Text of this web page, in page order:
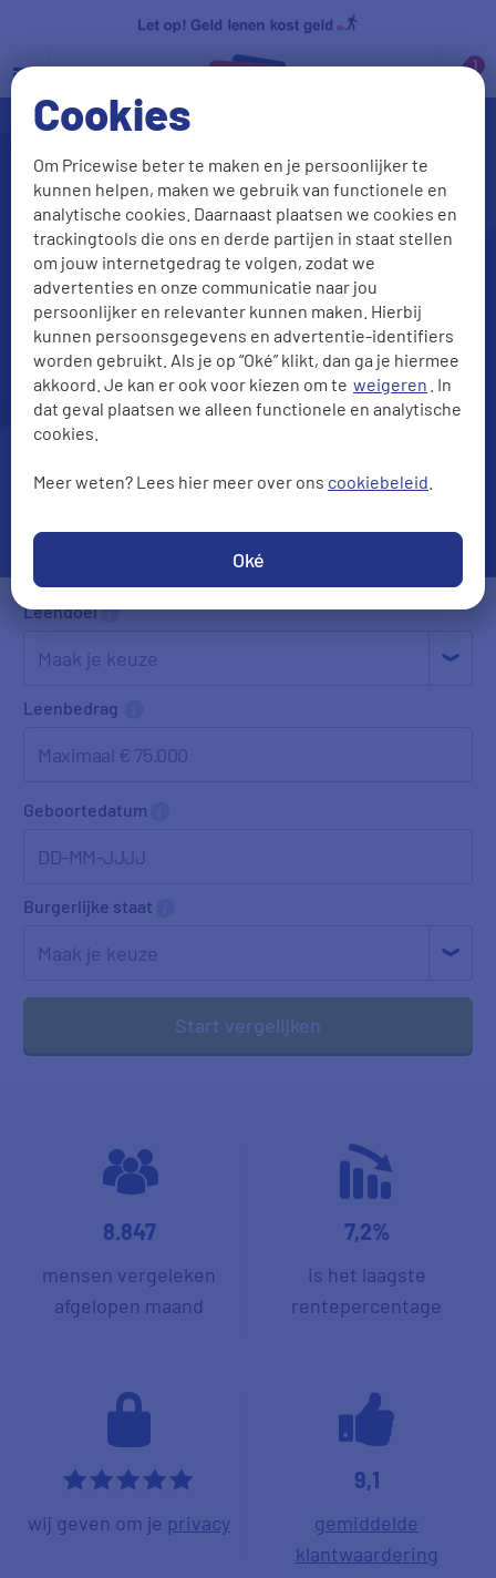
Cookies
Om Pricewise beter te maken en je persoonlijker te
kunnen helpen, maken we gebruik van functionele en
analytische cookies. Daarnaast plaatsen we cookies en
trackingtools die ons en derde partijen in staat stellen
om jouw internetgedrag te volgen, zodat we
advertenties en onze communicatie naar jou
persoonlijker en relevanter kunnen maken. Hierbij
kunnen persoonsgegevens en advertentie-identifiers
worden gebruikt. Als je op “Oké” klikt, dan ga je hiermee
akkoord. Je kan er ook voor kiezen om te weigeren . In
dat geval plaatsen we alleen functionele en analytische
cookies.
Meer weten? Lees hier meer over ons cookiebeleid
Oké
a
Lening aanvragen?
Check onze beste deals
Leendoel
Leenbedrag
Geboortedatum
DD-MM-JJJJ
Burgerlijke staat
Start vergelijken
8.847
mensen vergeleken
afgelopen maand
7,2%
is het laagste
rentepercentage
*****
wij geven om je privacy
9,1
gemiddelde
klantwaardering